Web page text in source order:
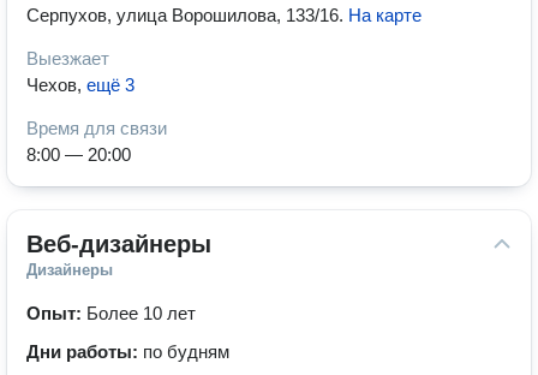
Серпухов, улица Ворошилова, 133/16. На карте
Выезжает
Чехов, ещё 3
Время для связи
8:00 — 20:00
Веб-дизайнеры
Дизайнеры
Опыт: Более 10 лет
Дни работы: по будням